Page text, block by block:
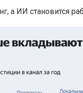
а ИИ становится